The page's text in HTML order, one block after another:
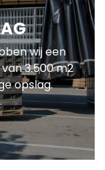
wij een
3.500 m2
opslag.